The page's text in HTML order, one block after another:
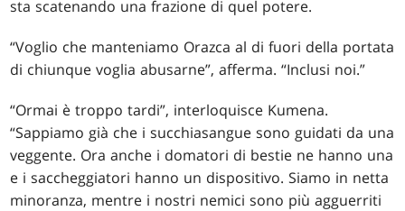
sta scatenando una frazione di quel potere.
“Voglio che manteniamo Orazca al di fuori della portata
di chiunque voglia abusarne”, afferma. “Inclusi noi.”
“Ormai è troppo tardi”, interloquisce Kumena.
“Sappiamo già che i succhiasangue sono guidati da una
veggente. Ora anche i domatori di bestie ne hanno una
e i saccheggiatori hanno un dispositivo. Siamo in netta
minoranza, mentre i nostri nemici sono più agguerriti